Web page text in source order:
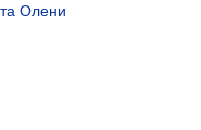
та Олени